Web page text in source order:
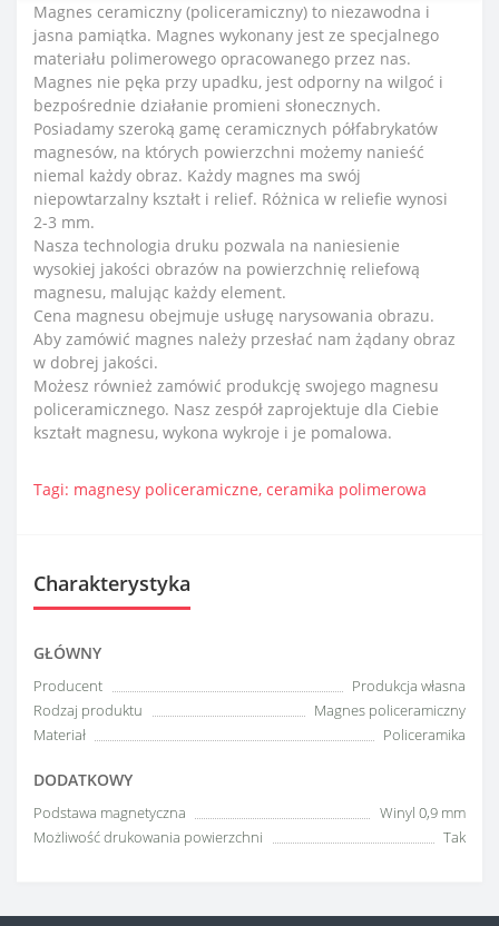
Magnes ceramiczny (policeramiczny) to niezawodna i
jasna pamiątka. Magnes wykonany jest ze specjalnego
materiału polimerowego opracowanego przez nas.
Magnes nie pęka przy upadku, jest odporny na wilgoć i
bezpośrednie działanie promieni słonecznych.
Posiadamy szeroką gamę ceramicznych półfabrykatów
magnesów, na których powierzchni możemy nanieść
niemal każdy obraz. Każdy magnes ma swój
niepowtarzalny kształt i relief. Różnica w reliefie wynosi
2-3 mm.
Nasza technologia druku pozwala na naniesienie
wysokiej jakości obrazów na powierzchnię reliefową
magnesu, malując każdy element.
Cena magnesu obejmuje usługę narysowania obrazu.
Aby zamówić magnes należy przesłać nam żądany obraz
w dobrej jakości.
Możesz również zamówić produkcję swojego magnesu
policeramicznego. Nasz zespół zaprojektuje dla Ciebie
kształt magnesu, wykona wykroje i je pomalowa.
Tagi: magnesy policeramiczne, ceramika polimerowa
Charakterystyka
GŁÓWNY
Producent
Produkcja własna
Rodzaj produktu
Magnes policeramiczny
Materiał
Policeramika
DODATKOWY
Podstawa magnetyczna
Winyl 0,9 mm
Możliwość drukowania powierzchni
Tak